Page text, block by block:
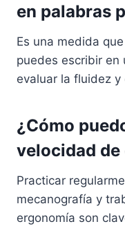
en palabras
Es una medida
puedes escribir en
evaluar la fluidez
¿Cómo
velocidad
Practicar
mecanografía y
ergonomía son